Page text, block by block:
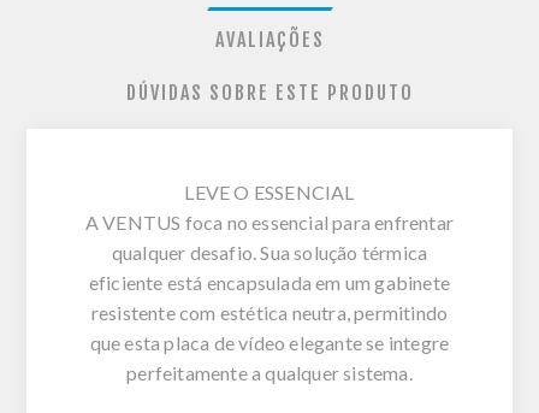
AVALIAÇÕES
DÚVIDAS SOBRE ESTE PRODUTO
LEVE O ESSENCIAL
A VENTUS foca no essencial para enfrentar
qualquer desafio. Sua solução térmica
eficiente está encapsulada em um gabinete
resistente com estética neutra, permitindo
que esta placa de vídeo elegante se integre
perfeitamente a qualquer sistema.